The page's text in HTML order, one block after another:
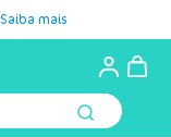
Saiba mais